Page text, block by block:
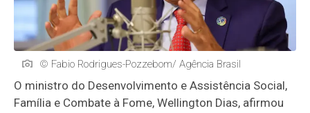
© Fabio Rodrigues-Pozzebom/ Agência Brasil
O ministro do Desenvolvimento e Assistência Social,
Família e Combate à Fome, Wellington Dias, afirmou